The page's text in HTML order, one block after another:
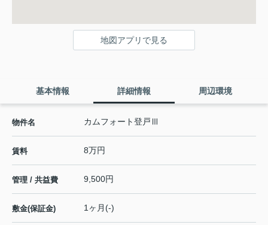
地図アプリで見る
基本情報 詳細情報 周辺環境
物件名 カムフォート登戸Ⅲ
賃料 8万円
管理 / 共益費 9,500円
敷金(保証金) 1ヶ月(-)